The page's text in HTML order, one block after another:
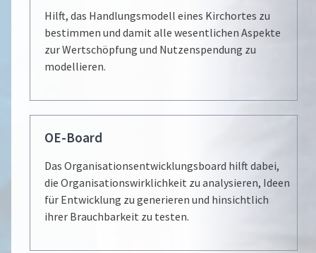
Hilft, das Handlungsmodell eines Kirchortes zu
bestimmen und damit alle wesentlichen Aspekte
zur Wertschöpfung und Nutzenspendung zu
modellieren.
OE-Board
Das Organisationsentwicklungsboard hilft dabei,
die Organisations­wirk­lich­keit zu analysieren, Ideen
für Entwicklung zu generieren und hinsichtlich
ihrer Brauchbarkeit zu testen.